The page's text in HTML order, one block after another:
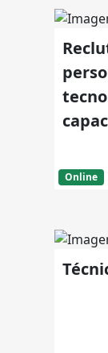
Online